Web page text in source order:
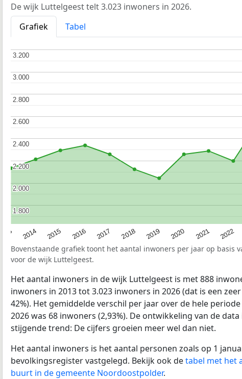
De wijk Luttelgeest telt 3.023 inwoners in 2026.
Grafiek
Tabel
2014 2015 2016 2017 2018 2019 2020 2021 2022
1.800
1.800
2.000
2.000
2.200
2.200
2.400
2.400
2.600
2.600
2.800
2.800
3.000
3.000
3.200
3.200
Bovenstaande grafiek toont het aantal inwoners per jaar op basis
voor de wijk Luttelgeest.
Het aantal inwoners in de wijk Luttelgeest is met 888
inwoners in 2013 tot 3.023 inwoners in 2026 (dat is een
42%). Het gemiddelde verschil per jaar over de hele
2026 was 68 inwoners (2,93%). De ontwikkeling van de
stijgende trend: De cijfers groeien meer wel dan niet.
Het aantal inwoners is het aantal personen zoals op 1
bevolkingsregister vastgelegd. Bekijk ook detabel met het
buurt in de gemeente Noordoostpolder.